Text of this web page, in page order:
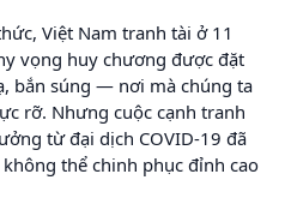
Việt Nam tranh tài ở 11
vọng huy chương được đặt
bắn súng — nơi mà chúng ta
rỡ. Nhưng cuộc cạnh tranh
từ đại dịch COVID-19 đã
thể chinh phục đỉnh cao